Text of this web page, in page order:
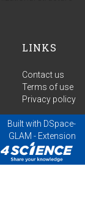
LINKS
Contact us
Terms of use
Privacy policy
Built with DSpace-
GLAM - Extension